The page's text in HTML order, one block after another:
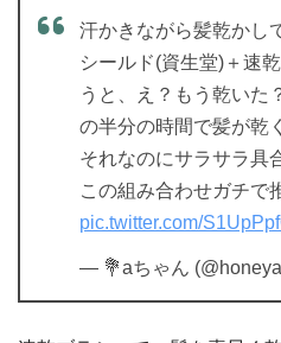
汗かきながら髪乾かし
シールド(資生堂)＋速
うと、え？もう乾いた
の半分の時間で髪が乾
それなのにサラサラ具
この組み合わせガチで
pic.twitter.com/
— 💐aちゃん